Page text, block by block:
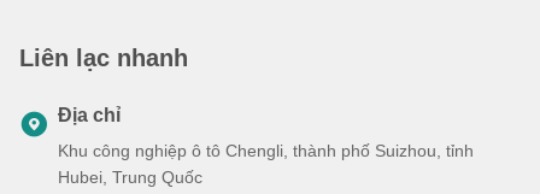
Liên lạc nhanh
Địa chỉ
Khu công nghiệp ô tô Chengli, thành phố Suizhou, tỉnh
Hubei, Trung Quốc